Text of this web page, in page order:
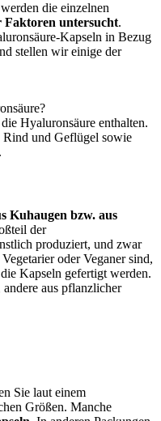
werden die einzelnen
Faktoren untersucht.
Kapseln in Bezug
stellen wir einige der
Hyaluronsäure enthalten.
Rind und Geflügel sowie
Kuhaugen bzw. aus
der
produziert, und zwar
oder Veganer sind,
Kapseln gefertigt werden.
aus pflanzlicher
Sie laut einem
Größen. Manche